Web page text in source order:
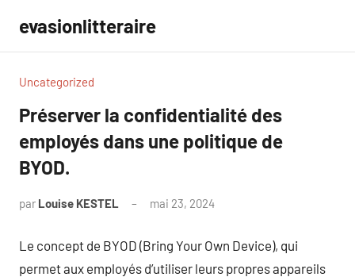
contenu
evasionlitteraire
Uncategorized
Préserver la confidentialité des
employés dans une politique de
BYOD.
par Louise KESTEL mai 23, 2024
Le concept de BYOD (Bring Your Own Device), qui
permet aux employés d’utiliser leurs propres appareils